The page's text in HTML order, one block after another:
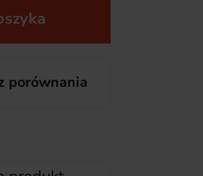
porównania